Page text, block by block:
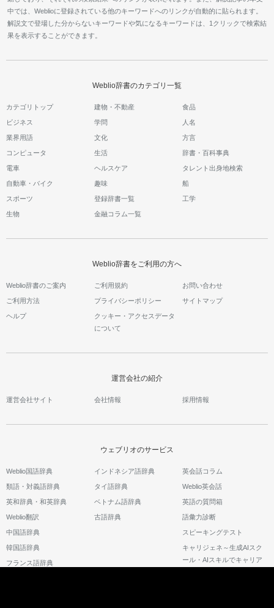
中では、Weblioに登録されている他のキーワードへのリンクが自動的に貼られます。
解説文で登場した分からないキーワードや気になるキーワードは、1クリックで検索結
果を表示することができます。
Weblio辞書のカテゴリ一覧
カテゴリトップ 建物・不動産 食品
ビジネス 学問 人名
業界用語 文化 方言
コンピュータ 生活 辞書・百科事典
電車 ヘルスケア タレント出身地検索
自動車・バイク 趣味 船
スポーツ 登録辞書一覧 工学
生物 金融コラム一覧
Weblio辞書をご利用の方へ
Weblio辞書のご案内 ご利用規約 お問い合わせ
ご利用方法 プライバシーポリシー サイトマップ
ヘルプ
クッキー・アクセスデータ
について
運営会社の紹介
運営会社サイト 会社情報 採用情報
ウェブリオのサービス
Weblio国語辞典
類語・対義語辞典
英和辞典・和英辞典
Weblio翻訳
中国語辞典
韓国語辞典
フランス語辞典
インドネシア語辞典
タイ語辞典
ベトナム語辞典
古語辞典
英会話コラム
Weblio英会話
英語の質問箱
語彙力診断
スピーキングテスト
キャリジェネ～生成AIスク
ール・AIスキルでキャリア